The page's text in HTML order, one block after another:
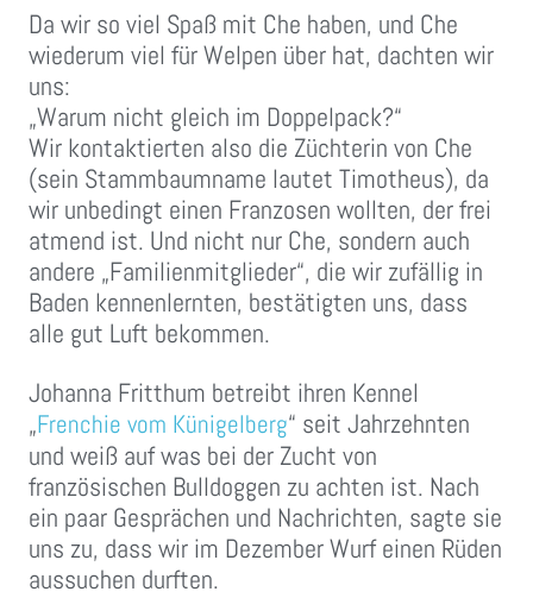
Da wir so viel Spaß mit Che haben, und Che
wiederum viel für Welpen über hat, dachten wir
uns:
„Warum nicht gleich im Doppelpack?“
Wir kontaktierten also die Züchterin von Che
(sein Stammbaumname lautet Timotheus), da
wir unbedingt einen Franzosen wollten, der frei
atmend ist. Und nicht nur Che, sondern auch
andere „Familienmitglieder“, die wir zufällig in
Baden kennenlernten, bestätigten uns, dass
alle gut Luft bekommen.
Johanna Fritthum betreibt ihren Kennel
„Frenchie vom Künigelberg“ seit Jahrzehnten
und weiß auf was bei der Zucht von
französischen Bulldoggen zu achten ist. Nach
ein paar Gesprächen und Nachrichten, sagte sie
uns zu, dass wir im Dezember Wurf einen Rüden
aussuchen durften.